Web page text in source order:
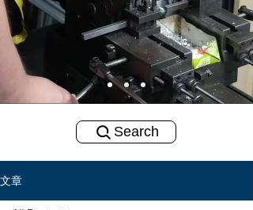
Search
文章